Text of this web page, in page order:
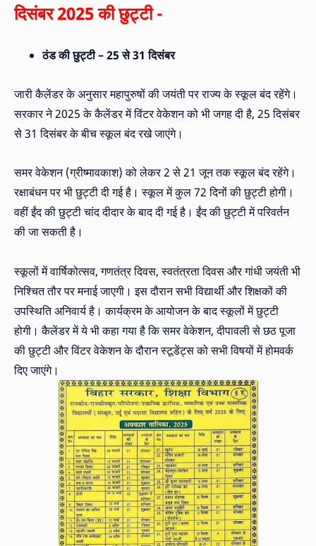
दिसंबर 2025 की छुट्टी -
ठंड की छुट्टी – 25 से 31 दिसंबर
जारी कैलेंडर के अनुसार महापुरुषों की जयंती पर राज्य के स्कूल बंद रहेंगे।
सरकार ने 2025 के कैलेंडर में विंटर वेकेशन को भी जगह दी है, 25 दिसंबर
से 31 दिसंबर के बीच स्कूल बंद रखे जाएंगे।
समर वेकेशन (ग्रीष्मावकाश) को लेकर 2 से 21 जून तक स्कूल बंद रहेंगे।
रक्षाबंधन पर भी छुट्टी दी गई है। स्कूल में कुल 72 दिनों की छुट्टी होगी।
वहीं ईंद की छुट्टी चांद दीदार के बाद दी गई है। ईंद की छुट्टी में परिवर्तन
की जा सकती है।
स्कूलों में वार्षिकोत्सव, गणतंत्र दिवस, स्वतंत्रता दिवस और गांधी जयंती भी
निश्चित तौर पर मनाई जाएगी। इस दौरान सभी विद्यार्थी और शिक्षकों की
उपस्थिति अनिवार्य है। कार्यक्रम के आयोजन के बाद स्कूलों में छुट्टी
होगी। कैलेंडर में ये भी कहा गया है कि समर वेकेशन, दीपावली से छठ पूजा
की छुट्टी और विंटर वेकेशन के दौरान स्टूडेंट्स को सभी विषयों में होमवर्क
दिए जाएंगे।